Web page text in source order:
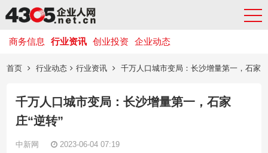
商务信息 行业资讯 创业投资 企业动态
首页 行业动态 行业资讯
千万人口城市变局：长沙增量第一，石家
千万人口城市变局：长沙增量第一，石家
庄“逆转”
中新网 2023-06-04 07:19